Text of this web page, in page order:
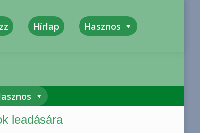
leadására
Hírlap Hasznos